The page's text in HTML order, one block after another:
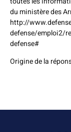
du ministère des
http://
defense/emploi2/
defense#
Origine de la